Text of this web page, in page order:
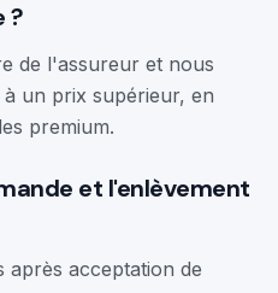
?
de l'assureur et nous
un prix supérieur, en
premium.
et l'enlèvement
après acceptation de